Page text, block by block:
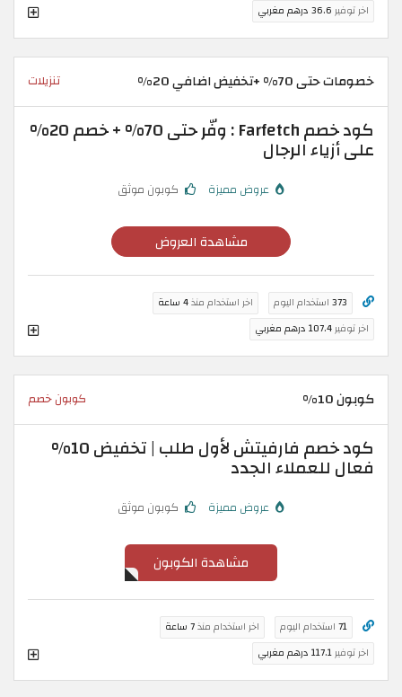
اخر توفير 36.6 درهم مغربي
خصومات حتى 70% +تخفيض اضافي 20% تنزيلات
كود خصم Farfetch : وفّر حتى 70% + خصم 20%
على أزياء الرجال
عروض مميزة كوبون موثق
مشاهدة العروض
373 استخدام اليوم اخر استخدام منذ4 ساعة
اخر توفير107.4 درهم مغربي
كوبون 10% كوبون خصم
كود خصم فارفيتش لأول طلب | تخفيض 10%
فعال للعملاء الجدد
عروض مميزة كوبون موثق
مشاهدة الكوبون
71 استخدام اليوم اخر استخدام منذ7 ساعة
اخر توفير117.1 درهم مغربي